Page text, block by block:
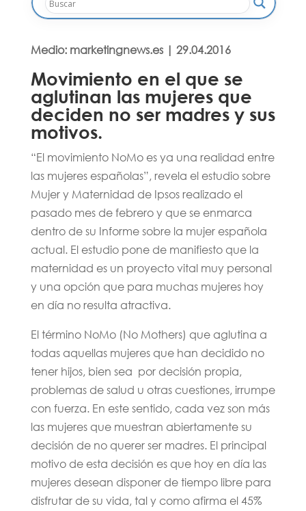
Medio: marketingnews.es | 29.04.2016
Movimiento en el que se
aglutinan las mujeres que
deciden no ser madres y sus
motivos.
“El movimiento NoMo es ya una realidad entre
las mujeres españolas”, revela el estudio sobre
Mujer y Maternidad de Ipsos realizado el
pasado mes de febrero y que se enmarca
dentro de su Informe sobre la mujer española
actual. El estudio pone de manifiesto que la
maternidad es un proyecto vital muy personal
y una opción que para muchas mujeres hoy
en día no resulta atractiva.
El término NoMo (No Mothers) que aglutina a
todas aquellas mujeres que han decidido no
tener hijos, bien sea por decisión propia,
problemas de salud u otras cuestiones, irrumpe
con fuerza. En este sentido, cada vez son más
las mujeres que muestran abiertamente su
decisión de no querer ser madres. El principal
motivo de esta decisión es que hoy en día las
mujeres desean disponer de tiempo libre para
disfrutar de su vida, tal y como afirma el 45%